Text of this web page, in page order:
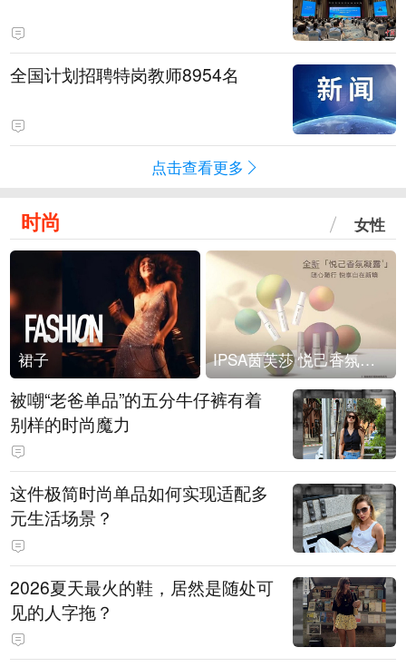
全国计划招聘特岗教师8954名
点击查看更多
时尚 女性
裙子 IPSA茵芙莎 悦己香氛凝露上市
被嘲“老爸单品”的五分牛仔裤有着
别样的时尚魔力
这件极简时尚单品如何实现适配多
元生活场景？
2026夏天最火的鞋，居然是随处可
见的人字拖？